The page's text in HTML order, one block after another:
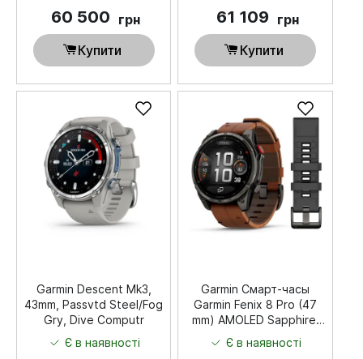
60 500 грн
Купити
61 109 грн
Купити
Garmin Descent Mk3,
43mm, Passvtd Steel/Fog
Gry, Dive Computr
Є в наявності
Garmin Смарт-часы
Garmin Fenix ​​8 Pro (47
mm) AMOLED Sapphire,
титан Carbon Gray DLC с
каштановым кожаным
Є в наявності